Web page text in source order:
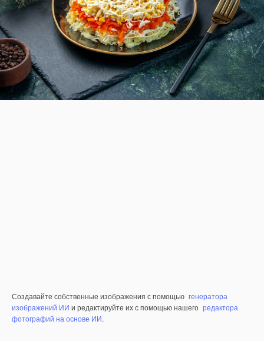
Создавайте собственные изображения с помощью генератора
изображений ИИ и редактируйте их с помощью нашего редактора
фотографий на основе ИИ.